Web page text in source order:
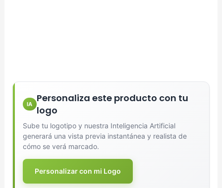
IA
Personaliza este producto con tu
logo
Sube tu logotipo y nuestra Inteligencia Artificial
generará una vista previa instantánea y realista de
cómo se verá marcado.
Personalizar con mi Logo